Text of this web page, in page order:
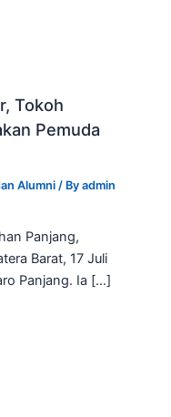
Tokoh
Pemuda
Alumni / Byadmin
Panjang,
Barat, 17 Juli
Panjang. Ia […]